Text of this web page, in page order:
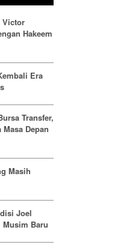
Victor
Hakeem
Era
Transfer,
Depan
Masih
Joel
Baru